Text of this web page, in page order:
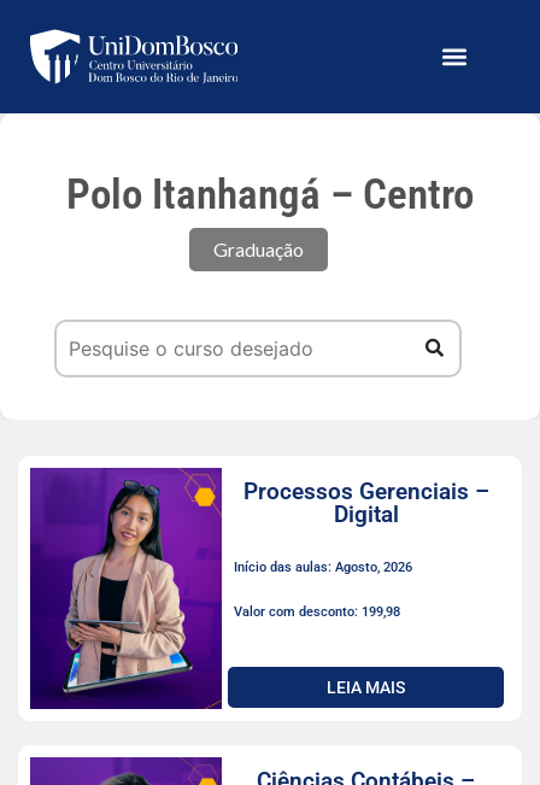
Polo Itanhangá – Centro
Graduação
Processos Gerenciais –
Digital
Início das aulas: Agosto, 2026
Valor com desconto: 199,98
LEIA MAIS